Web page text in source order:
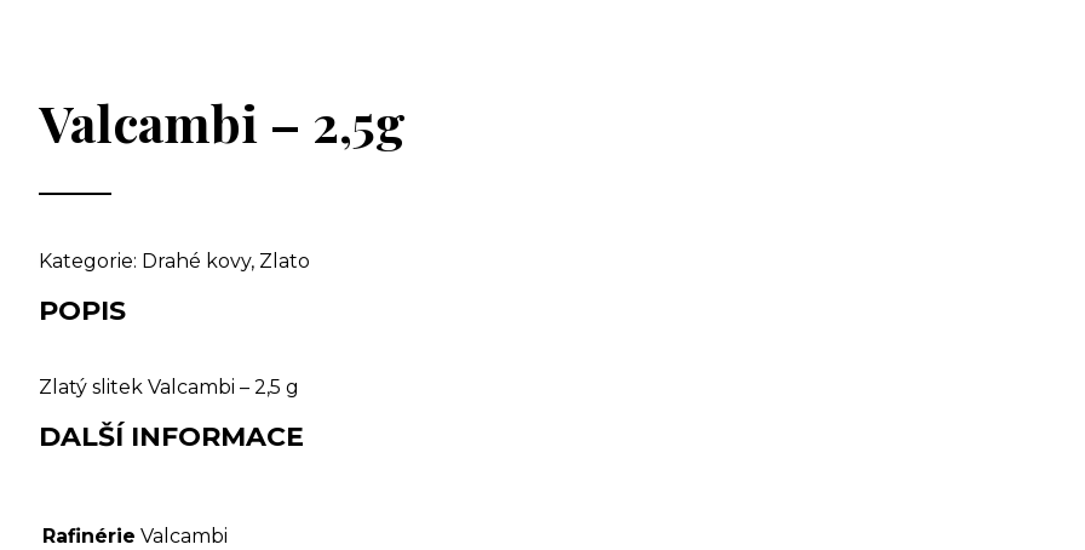
Valcambi – 2,5g
Kategorie: Drahé kovy, Zlato
POPIS
Zlatý slitek Valcambi – 2,5 g
DALŠÍ INFORMACE
Rafinérie Valcambi